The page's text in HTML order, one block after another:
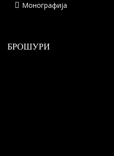
Монографија
БРОШУРИ